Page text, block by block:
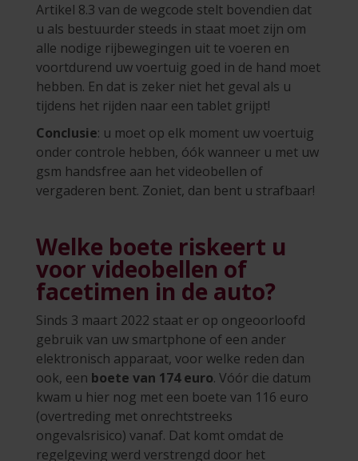
Artikel 8.3 van de wegcode stelt bovendien dat
u als bestuurder steeds in staat moet zijn om
alle nodige rijbewegingen uit te voeren en
voortdurend uw voertuig goed in de hand moet
hebben. En dat is zeker niet het geval als u
tijdens het rijden naar een tablet grijpt!
Conclusie: u moet op elk moment uw voertuig
onder controle hebben, óók wanneer u met uw
gsm handsfree aan het videobellen of
vergaderen bent. Zoniet, dan bent u strafbaar!
Welke boete riskeert u
voor videobellen of
facetimen in de auto?
Sinds 3 maart 2022 staat er op ongeoorloofd
gebruik van uw smartphone of een ander
elektronisch apparaat, voor welke reden dan
ook, een boete van 174 euro. Vóór die datum
kwam u hier nog met een boete van 116 euro
(overtreding met onrechtstreeks
ongevalsrisico) vanaf. Dat komt omdat de
regelgeving werd verstrengd door het